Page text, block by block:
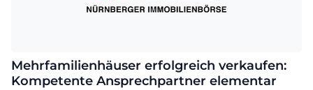
Mehrfamilienhäuser erfolgreich verkaufen:
Kompetente Ansprechpartner elementar